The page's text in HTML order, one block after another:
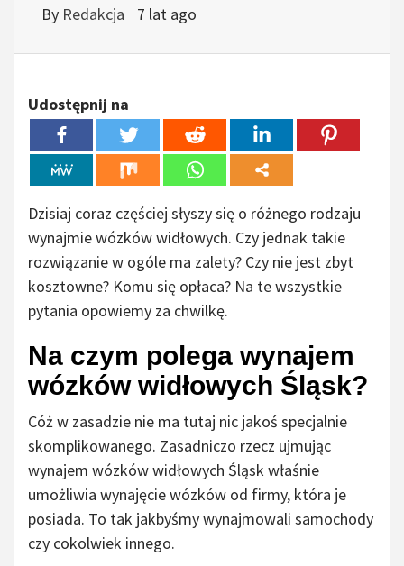
By Redakcja 7 lat ago
Udostępnij na
Dzisiaj coraz częściej słyszy się o różnego rodzaju
wynajmie wózków widłowych. Czy jednak takie
rozwiązanie w ogóle ma zalety? Czy nie jest zbyt
kosztowne? Komu się opłaca? Na te wszystkie
pytania opowiemy za chwilkę.
Na czym polega wynajem
wózków widłowych Śląsk?
Cóż w zasadzie nie ma tutaj nic jakoś specjalnie
skomplikowanego. Zasadniczo rzecz ujmując
wynajem wózków widłowych Śląsk właśnie
umożliwia wynajęcie wózków od firmy, która je
posiada. To tak jakbyśmy wynajmowali samochody
czy cokolwiek innego.